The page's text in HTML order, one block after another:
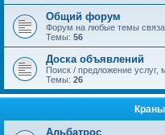
Общий форум
Форум на любые темы
Темы: 56
Доска объявлений
Поиск / предложение услуг,
Темы: 26
Альбатрос